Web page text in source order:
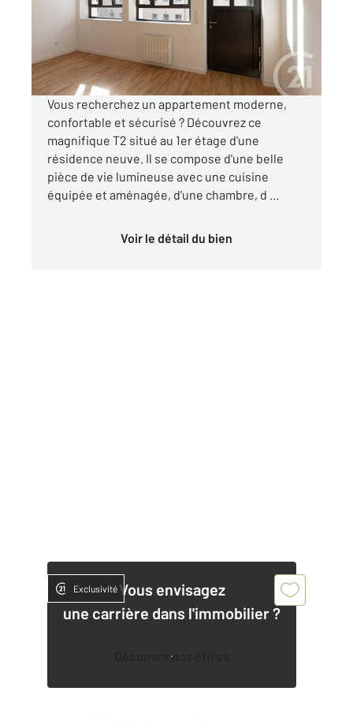
Appartement F2 à louer
570 €
par mois charges comprises
Vous recherchez un appartement moderne,
confortable et sécurisé ? Découvrez ce
magnifique T2 situé au 1er étage d'une
résidence neuve. Il se compose d'une belle
pièce de vie lumineuse avec une cuisine
équipée et aménagée, d'une chambre, d ...
Voir le détail du bien
Vous envisagez
une carrière dans l'immobilier ?
Découvrir nos offres
Exclusivité